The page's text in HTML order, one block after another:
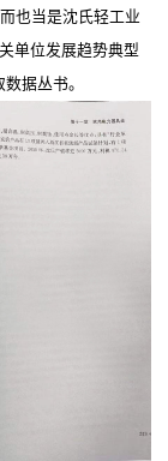
也当是沈氏轻工业
单位发展趋势典型
据丛书。